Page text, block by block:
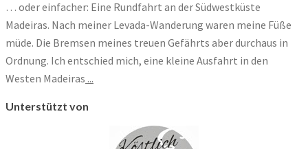
… oder einfacher: Eine Rundfahrt an der Südwestküste
Madeiras. Nach meiner Levada-Wanderung waren meine Füße
müde. Die Bremsen meines treuen Gefährts aber durchaus in
Ordnung. Ich entschied mich, eine kleine Ausfahrt in den
Westen Madeiras ...
Unterstützt von